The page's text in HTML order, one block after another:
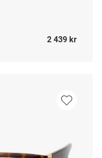
2 439 kr